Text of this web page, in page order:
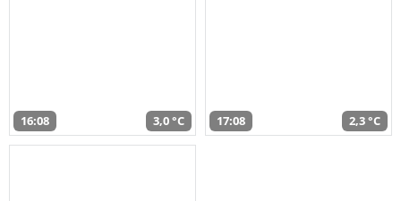
16:08 3,0 °C 17:08 2,3 °C